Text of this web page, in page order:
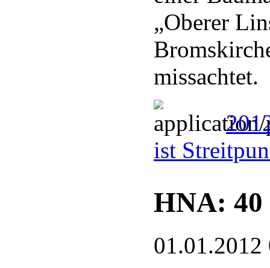
„Oberer
missachtet.
ist
HNA: 40
01.01.2012